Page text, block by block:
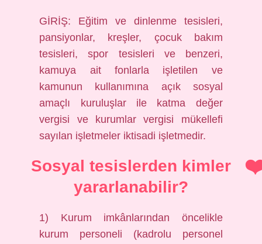
GİRİŞ: Eğitim ve dinlenme tesisleri,
pansiyonlar, kreşler, çocuk bakım
tesisleri, spor tesisleri ve benzeri,
kamuya ait fonlarla işletilen ve
kamunun kullanımına açık sosyal
amaçlı kuruluşlar ile katma değer
vergisi ve kurumlar vergisi mükellefi
sayılan işletmeler iktisadi işletmedir.
Sosyal tesislerden kimler
yararlanabilir?
1) Kurum imkânlarından öncelikle
kurum personeli (kadrolu personel